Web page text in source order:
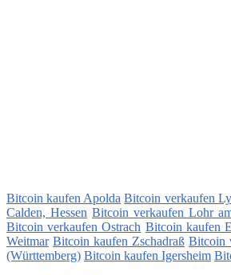
Bitcoin kaufen Apolda Bitcoin verkaufen
Calden, Hessen Bitcoin verkaufen Lohr
Bitcoin verkaufen Ostrach Bitcoin kaufen
Weitmar Bitcoin kaufen Zschadraß Bitcoin
(Württemberg) Bitcoin kaufen Igersheim